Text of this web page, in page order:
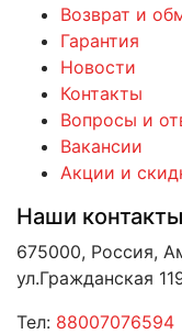
Возврат и
Гарантия
Новости
Контакты
Вопросы и
Вакансии
Акции и
Наши контакты
675000, Россия,
ул.Гражданская
Тел: 88007076594